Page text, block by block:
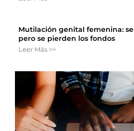
Mutilación genital femenina:
pero se pierden los fondos
Leer Más >>